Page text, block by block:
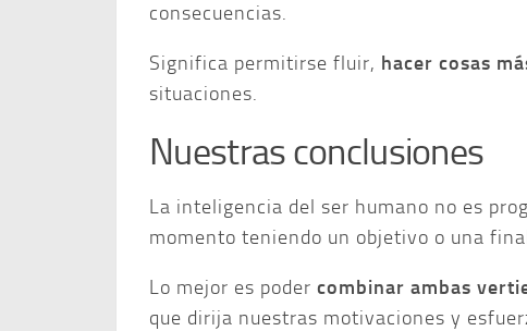
consecuencias.
Significa permitirse fluir, hacer cosas
situaciones.
Nuestras conclusiones
La inteligencia del ser humano no es
momento teniendo un objetivo o una
Lo mejor es poder combinar ambas
que dirija nuestras motivaciones y